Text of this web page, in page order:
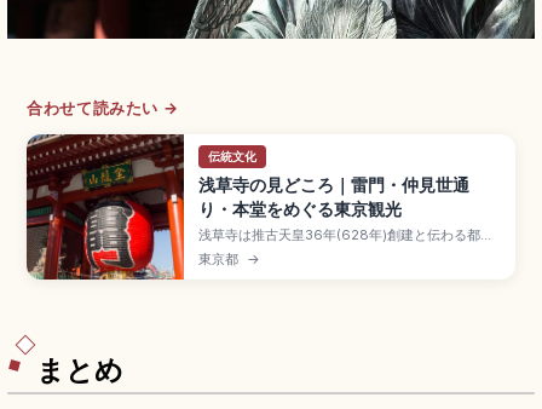
合わせて読みたい →
伝統文化
浅草寺の見どころ｜雷門・仲見世通
り・本堂をめぐる東京観光
浅草寺は推古天皇36年(628年)創建と伝わる都内
最古の寺院で、年間約3,000万人が訪れる東京の
象徴。雷門の大提灯(高さ約3.9m・重さ約
東京都 →
まとめ